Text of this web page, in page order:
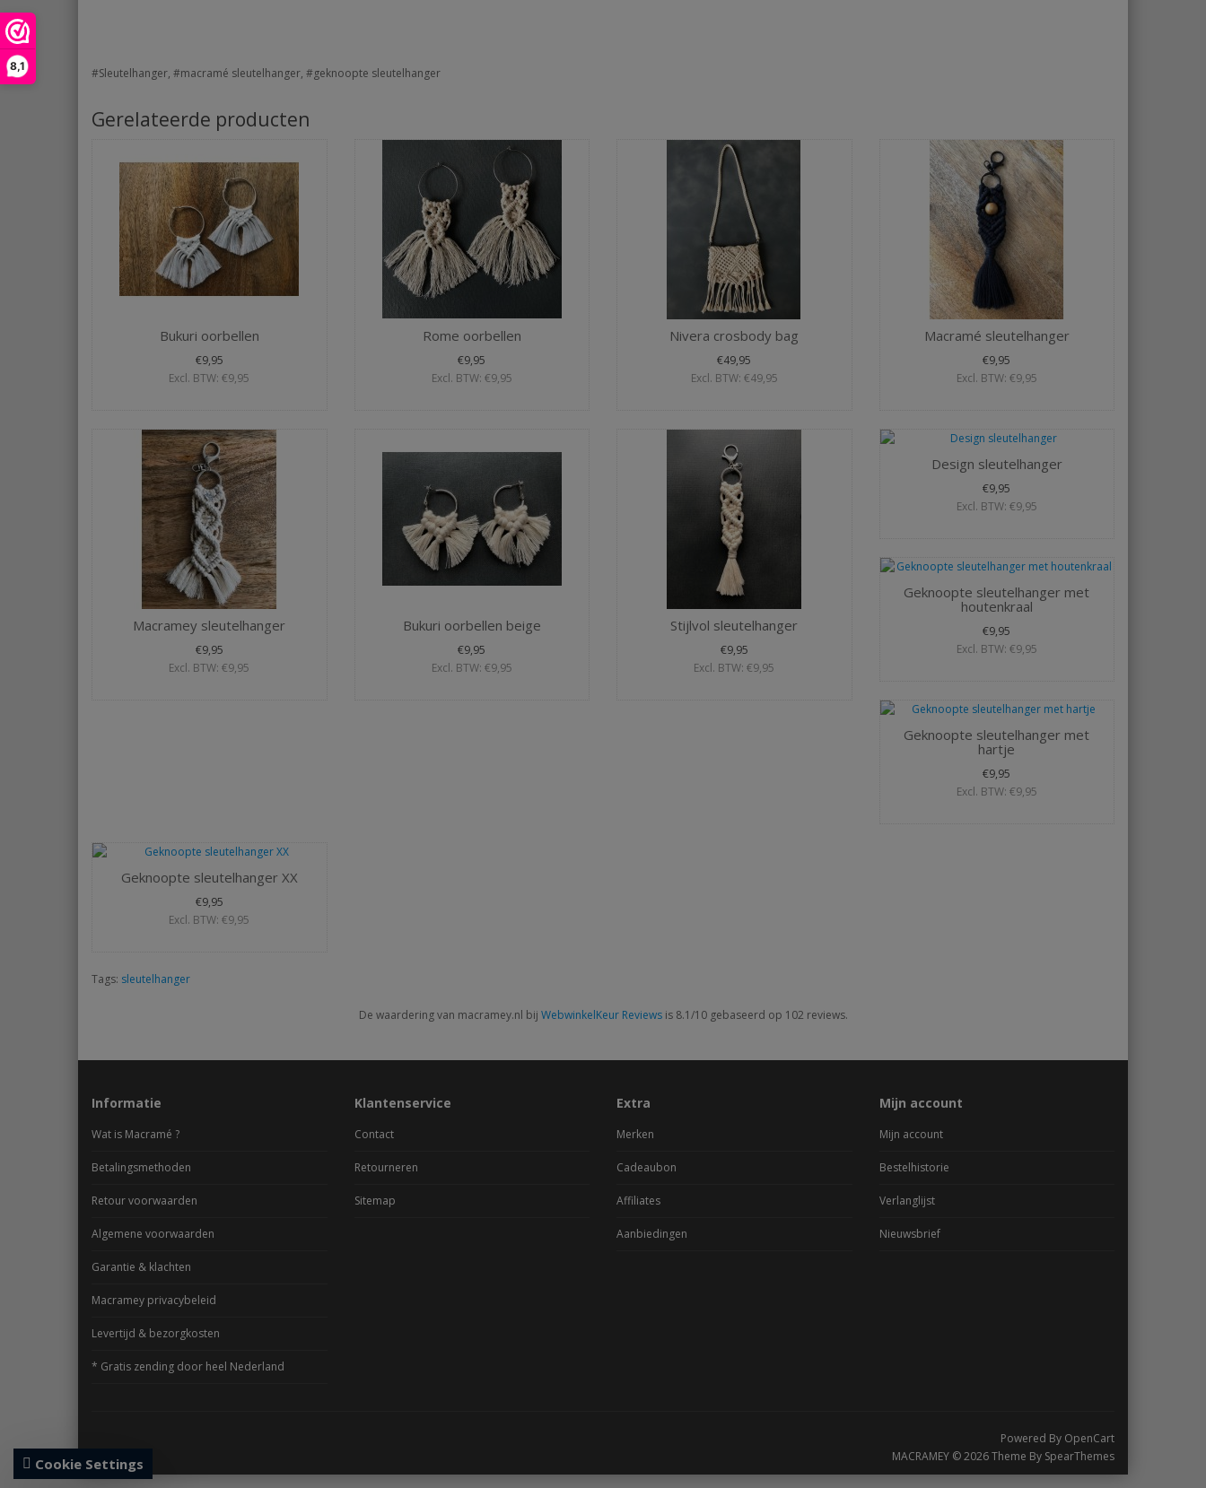
8,1 #Sleutelhanger, #macramé sleutelhanger, #geknoopte sleutelhanger
Gerelateerde producten
Bukuri oorbellen
€9,95
Excl. BTW: €9,95
Rome oorbellen
€9,95
Excl. BTW: €9,95
Nivera crosbody bag
€49,95
Excl. BTW: €49,95
Macramé sleutelhanger
€9,95
Excl. BTW: €9,95
Macramey sleutelhanger
€9,95
Excl. BTW: €9,95
Bukuri oorbellen beige
€9,95
Excl. BTW: €9,95
Stijlvol sleutelhanger
€9,95
Excl. BTW: €9,95
Design sleutelhanger
€9,95
Excl. BTW: €9,95
Geknoopte sleutelhanger met
houtenkraal
€9,95
Excl. BTW: €9,95
Geknoopte sleutelhanger met
hartje
€9,95
Excl. BTW: €9,95
Geknoopte sleutelhanger XX
€9,95
Excl. BTW: €9,95
Tags: sleutelhanger
De waardering van macramey.nl bij WebwinkelKeur Reviewsis 8.1/10 gebaseerd op 102 reviews.
Informatie
Wat is Macramé ?
Betalingsmethoden
Retour voorwaarden
Algemene voorwaarden
Garantie & klachten
Macramey privacybeleid
Levertijd & bezorgkosten
* Gratis zending door heel Nederland
Klantenservice
Contact
Retourneren
Sitemap
Extra
Merken
Cadeaubon
Affiliates
Aanbiedingen
Mijn account
Mijn account
Bestelhistorie
Verlanglijst
Nieuwsbrief
Cookie Settings
Powered By OpenCart
MACRAMEY © 2026 Theme By SpearThemes